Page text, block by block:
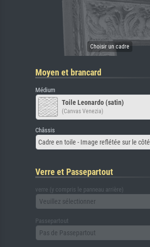
Moyen et brancard
Médium
Toile Leonardo (satin)
(Canvas Venezia)
Châssis
Cadre en toile - Image reflétée sur le côté
Verre et Passepartout
verre (y compris le panneau arrière)
Veuillez sélectionner
Passepartout
Pas de Passepartout